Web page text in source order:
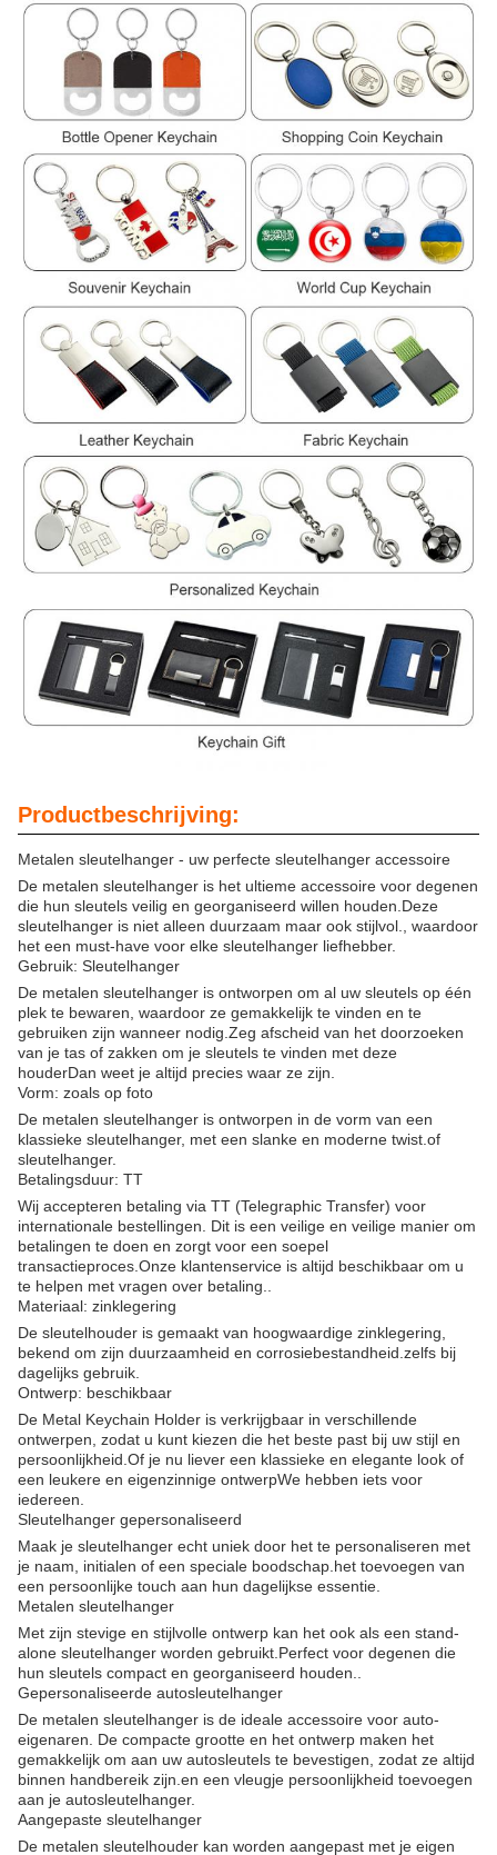
Productbeschrijving:
Metalen sleutelhanger - uw perfecte sleutelhanger accessoire
De metalen sleutelhanger is het ultieme accessoire voor degenen
die hun sleutels veilig en georganiseerd willen houden.Deze
sleutelhanger is niet alleen duurzaam maar ook stijlvol., waardoor
het een must-have voor elke sleutelhanger liefhebber.
Gebruik: Sleutelhanger
De metalen sleutelhanger is ontworpen om al uw sleutels op één
plek te bewaren, waardoor ze gemakkelijk te vinden en te
gebruiken zijn wanneer nodig.Zeg afscheid van het doorzoeken
van je tas of zakken om je sleutels te vinden met deze
houderDan weet je altijd precies waar ze zijn.
Vorm: zoals op foto
De metalen sleutelhanger is ontworpen in de vorm van een
klassieke sleutelhanger, met een slanke en moderne twist.of
sleutelhanger.
Betalingsduur: TT
Wij accepteren betaling via TT (Telegraphic Transfer) voor
internationale bestellingen. Dit is een veilige en veilige manier om
betalingen te doen en zorgt voor een soepel
transactieproces.Onze klantenservice is altijd beschikbaar om u
te helpen met vragen over betaling..
Materiaal: zinklegering
De sleutelhouder is gemaakt van hoogwaardige zinklegering,
bekend om zijn duurzaamheid en corrosiebestandheid.zelfs bij
dagelijks gebruik.
Ontwerp: beschikbaar
De Metal Keychain Holder is verkrijgbaar in verschillende
ontwerpen, zodat u kunt kiezen die het beste past bij uw stijl en
persoonlijkheid.Of je nu liever een klassieke en elegante look of
een leukere en eigenzinnige ontwerpWe hebben iets voor
iedereen.
Sleutelhanger gepersonaliseerd
Maak je sleutelhanger echt uniek door het te personaliseren met
je naam, initialen of een speciale boodschap.het toevoegen van
een persoonlijke touch aan hun dagelijkse essentie.
Metalen sleutelhanger
Met zijn stevige en stijlvolle ontwerp kan het ook als een stand-
alone sleutelhanger worden gebruikt.Perfect voor degenen die
hun sleutels compact en georganiseerd houden..
Gepersonaliseerde autosleutelhanger
De metalen sleutelhanger is de ideale accessoire voor auto-
eigenaren. De compacte grootte en het ontwerp maken het
gemakkelijk om aan uw autosleutels te bevestigen, zodat ze altijd
binnen handbereik zijn.en een vleugje persoonlijkheid toevoegen
aan je autosleutelhanger.
Aangepaste sleutelhanger
De metalen sleutelhouder kan worden aangepast met je eigen